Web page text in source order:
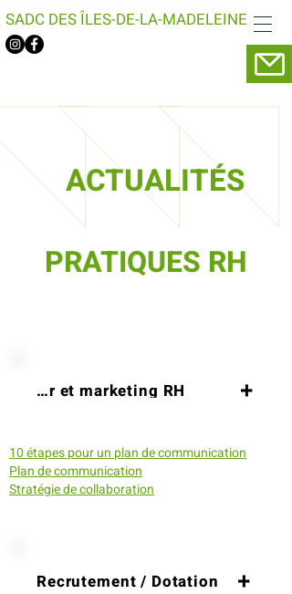
SADC DES ÎLES-DE-LA-MADELEINE
ACTUALITÉS
PRATIQUES RH
et marketing RH
10 étapes pour un plan de communication
Plan de communication
Stratégie de collaboration
Recrutement / Dotation